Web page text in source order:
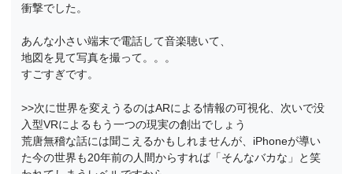
衝撃でした。
あんな小さい端末で電話して音楽聴いて、
地図を見て写真を撮って。。。
すごすぎです。
>>次に世界を変えうるのはARによる情報の可視化、次いで没
入型VRによるもう一つの現実の創出でしょう
荒唐無稽な話には聞こえるかもしれませんが、iPhoneが導い
た今の世界も20年前の人間からすれば「そんなバカな」と笑